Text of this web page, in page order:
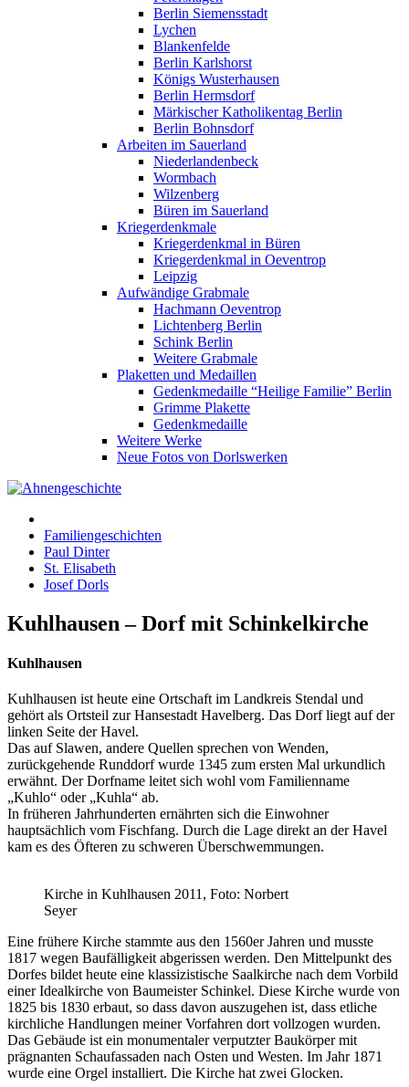
Berlin Siemensstadt
Lychen
Blankenfelde
Berlin Karlshorst
Königs Wusterhausen
Berlin Hermsdorf
Märkischer Katholikentag Berlin
Berlin Bohnsdorf
Arbeiten im Sauerland
Niederlandenbeck
Wormbach
Wilzenberg
Büren im Sauerland
Kriegerdenkmale
Kriegerdenkmal in Büren
Kriegerdenkmal in Oeventrop
Leipzig
Aufwändige Grabmale
Hachmann Oeventrop
Lichtenberg Berlin
Schink Berlin
Weitere Grabmale
Plaketten und Medaillen
Gedenkmedaille “Heilige Familie” Berlin
Grimme Plakette
Gedenkmedaille
Weitere Werke
Neue Fotos von Dorlswerken
Familiengeschichten
Paul Dinter
St. Elisabeth
Josef Dorls
Kuhlhausen – Dorf mit Schinkelkirche
Kuhlhausen
Kuhlhausen ist heute eine Ortschaft im Landkreis Stendal und
gehört als Ortsteil zur Hansestadt Havelberg. Das Dorf liegt auf der
linken Seite der Havel.
Das auf Slawen, andere Quellen sprechen von Wenden,
zurückgehende Runddorf wurde 1345 zum ersten Mal urkundlich
erwähnt. Der Dorfname leitet sich wohl vom Familienname
„Kuhlo“ oder „Kuhla“ ab.
In früheren Jahrhunderten ernährten sich die Einwohner
hauptsächlich vom Fischfang. Durch die Lage direkt an der Havel
kam es des Öfteren zu schweren Überschwemmungen.
Kirche in Kuhlhausen 2011, Foto: Norbert
Seyer
Eine frühere Kirche stammte aus den 1560er Jahren und musste
1817 wegen Baufälligkeit abgerissen werden. Den Mittelpunkt des
Dorfes bildet heute eine klassizistische Saalkirche nach dem Vorbild
einer Idealkirche von Baumeister Schinkel. Diese Kirche wurde von
1825 bis 1830 erbaut, so dass davon auszugehen ist, dass etliche
kirchliche Handlungen meiner Vorfahren dort vollzogen wurden.
Das Gebäude ist ein monumentaler verputzter Baukörper mit
prägnanten Schaufassaden nach Osten und Westen. Im Jahr 1871
wurde eine Orgel installiert. Die Kirche hat zwei Glocken.